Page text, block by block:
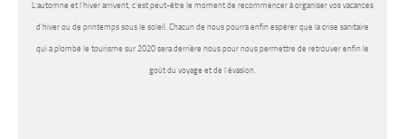
L’automne et l’hiver arrivent, c’est peut-être le moment de recommencer à organiser vos vacances
d’hiver ou de printemps sous le soleil. Chacun de nous pourra enfin espérer que la crise sanitaire
qui a plombé le tourisme sur 2020 sera derrière nous pour nous permettre de retrouver enfin le
goût du voyage et de l’évasion.